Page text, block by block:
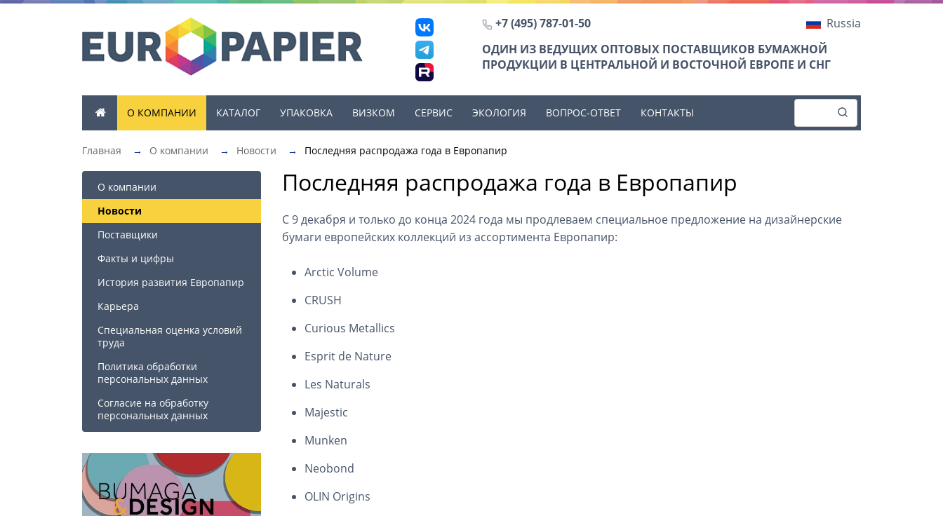
+7 (495) 787-01-50
Russia
ОДИН ИЗ ВЕДУЩИХ ОПТОВЫХ ПОСТАВЩИКОВ БУМАЖНОЙ
ПРОДУКЦИИ В ЦЕНТРАЛЬНОЙ И ВОСТОЧНОЙ ЕВРОПЕ И СНГ
О КОМПАНИИ КАТАЛОГ УПАКОВКА ВИЗКОМ СЕРВИС ЭКОЛОГИЯ ВОПРОС-ОТВЕТ КОНТАКТЫ
Главная → О компании → Новости → Последняя распродажа года в Европапир
О компании
Новости
Поставщики
Факты и цифры
История развития Европапир
Карьера
Специальная оценка условий
труда
Политика обработки
персональных данных
Cогласие на обработку
персональных данных
Последняя распродажа года в Европапир
C 9 декабря и только до конца 2024 года мы продлеваем специальное предложение на дизайнерские
бумаги европейских коллекций из ассортимента Европапир:
Arctic Volume
CRUSH
Curious Metallics
Esprit de Nature
Les Naturals
Majestic
Munken
Neobond
OLIN Origins